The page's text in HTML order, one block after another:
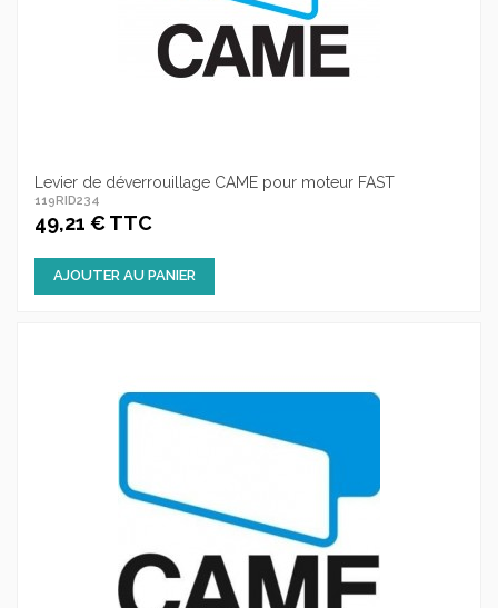
Levier de déverrouillage CAME pour moteur FAST
119RID234
49,21 € TTC
AJOUTER AU PANIER